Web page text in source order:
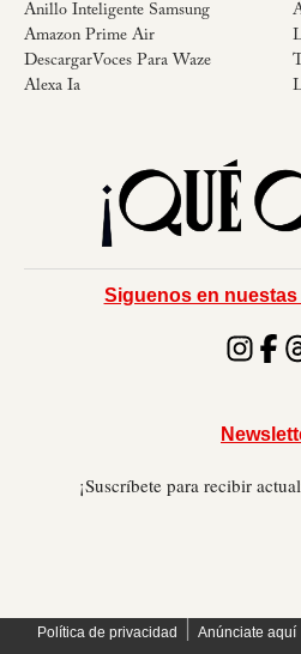
Anillo Inteligente Samsung
Amazon Prime Air
DescargarVoces Para Waze
Alexa Ia
Siguenos en
¡Suscríbete para recibir
Política de privacidad Anúnciate aquí